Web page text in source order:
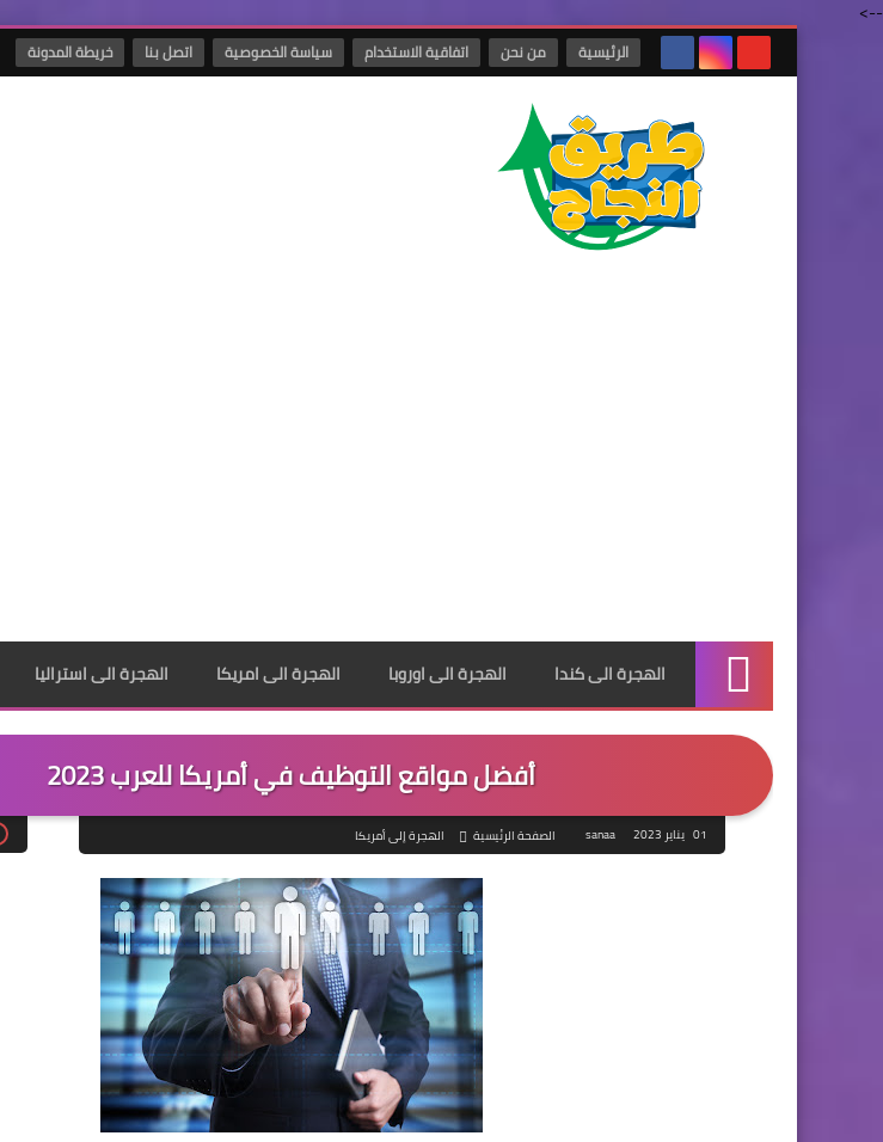
-->
الرئيسية من نحن اتفاقية الاستخدام سياسة الخصوصية اتصل بنا خريطة المدونة
الرئيسية
الهجرة الى كندا الهجرة الى اوروبا الهجرة الى امريكا الهجرة الى استراليا
أفضل مواقع التوظيف في أمريكا للعرب 2023
01 يناير 2023 sanaa الصفحة الرئيسية الهجرة إلى أمريكا